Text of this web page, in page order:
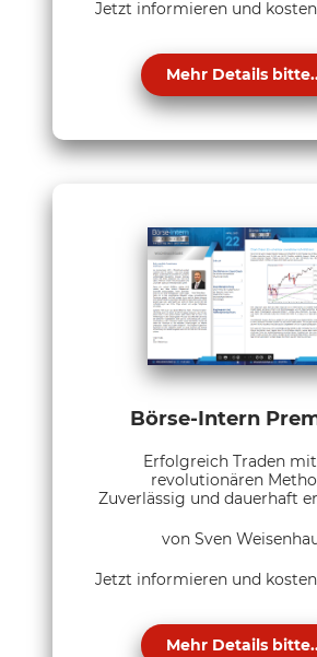
Jetzt informieren und
Mehr Details
Börse-Intern
Erfolgreich Traden
revolutionären
Zuverlässig und dauerhaft
von Sven
Jetzt informieren und
Mehr Details